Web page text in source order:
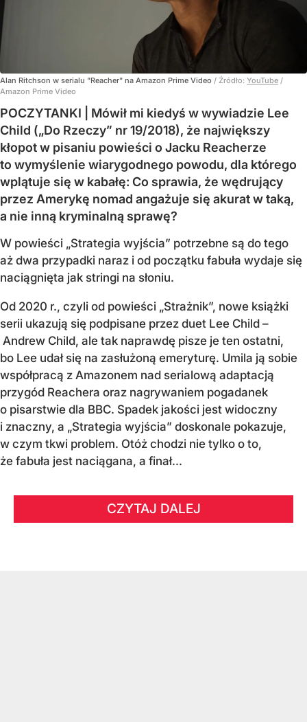
Alan Ritchson w serialu "Reacher" na Amazon Prime Video / Źródło: YouTube /
Amazon Prime Video
POCZYTANKI | Mówił mi kiedyś w wywiadzie Lee
Child („Do Rzeczy” nr 19/2018), że największy
kłopot w pisaniu powieści o Jacku Reacherze
to wymyślenie wiarygodnego powodu, dla którego
wplątuje się w kabałę: Co sprawia, że wędrujący
przez Amerykę nomad angażuje się akurat w taką,
a nie inną kryminalną sprawę?
W powieści „Strategia wyjścia” potrzebne są do tego
aż dwa przypadki naraz i od początku fabuła wydaje się
naciągnięta jak stringi na słoniu.
Od 2020 r., czyli od powieści „Strażnik”, nowe książki
serii ukazują się podpisane przez duet Lee Child –
Andrew Child, ale tak naprawdę pisze je ten ostatni,
bo Lee udał się na zasłużoną emeryturę. Umila ją sobie
współpracą z Amazonem nad serialową adaptacją
przygód Reachera oraz nagrywaniem pogadanek
o pisarstwie dla BBC. Spadek jakości jest widoczny
i znaczny, a „Strategia wyjścia” doskonale pokazuje,
w czym tkwi problem. Otóż chodzi nie tylko o to,
że fabuła jest naciągana, a finał...
CZYTAJ DALEJ